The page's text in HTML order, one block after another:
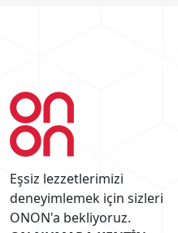
Eşsiz lezzetlerimizi
deneyimlemek için sizleri
ONON'a bekliyoruz.